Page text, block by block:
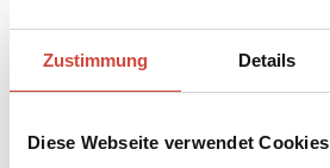
Zustimmung Details
Diese Webseite verwendet Cookies